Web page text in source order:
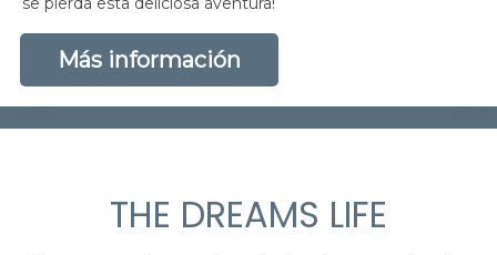
Más información
THE DREAMS LIFE